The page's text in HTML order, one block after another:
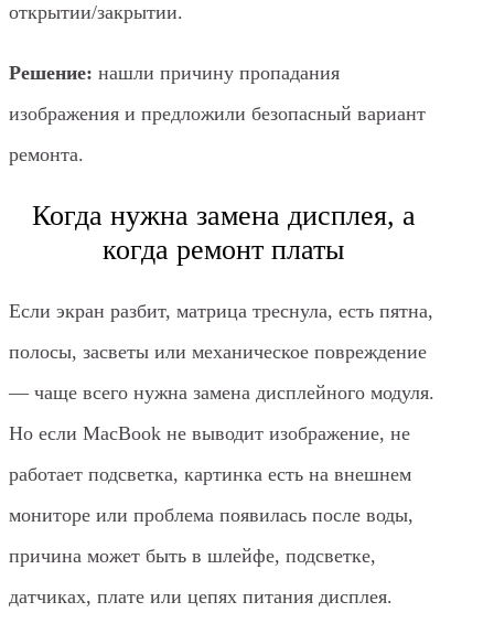
открытии/закрытии.
Решение: нашли причину пропадания
изображения и предложили безопасный вариант
ремонта.
Когда нужна замена дисплея, а
когда ремонт платы
Если экран разбит, матрица треснула, есть пятна,
полосы, засветы или механическое повреждение
— чаще всего нужна замена дисплейного модуля.
Но если MacBook не выводит изображение, не
работает подсветка, картинка есть на внешнем
мониторе или проблема появилась после воды,
причина может быть в шлейфе, подсветке,
датчиках, плате или цепях питания дисплея.